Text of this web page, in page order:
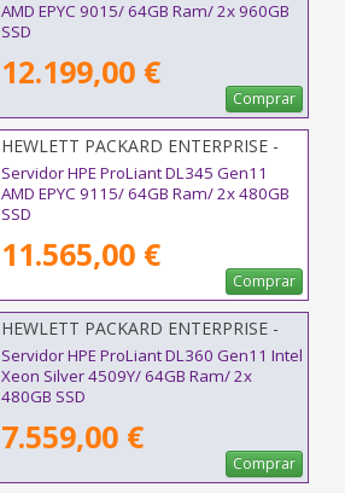
AMD EPYC 9015/ 64GB Ram/ 2x 960GB
SSD
12.199,00 €
Comprar
HEWLETT PACKARD ENTERPRISE -
P81839-425
Servidor HPE ProLiant DL345 Gen11
AMD EPYC 9115/ 64GB Ram/ 2x 480GB
SSD
11.565,00 €
Comprar
HEWLETT PACKARD ENTERPRISE -
P83118-425
Servidor HPE ProLiant DL360 Gen11 Intel
Xeon Silver 4509Y/ 64GB Ram/ 2x
480GB SSD
7.559,00 €
Comprar